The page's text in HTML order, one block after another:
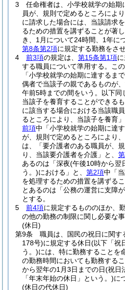
3
任命権者は、小学校就学の始
員が、規則で定めるところによ
に請求した場合には、当該請求
るための措置を講ずることが著
き、1月について24時間、1年に
第8条第2項に規定する勤務をさ
4
前3項の規定は、 第15条第1項
する職員について準用する。
こ
「小学校就学の始期に達するま
偶者で当該子の親であるものが
午前5時までの間をいう。以下同
当該子を養育することができる
に該当する場合における当該職
るところにより、当該子を養育
前項中「小学校就学の始期に達
が、規則で定めるところにより
は、「要介護者のある職員が、
り、当該要介護者を介護」と、
あるのは「深夜(午後10時から翌
う。)における」と、 第2項中「
を処理するための措置を講ずる
とあるのは「公務の運営に支障
とする。
5
前4項に規定するもののほか、
の他の勤務の制限に関し必要な
(休日)
第9条
職員は、国民の祝日に関す
178号)に規定する休日(以下「祝
う。)には、特に勤務することを
の勤務時間においても勤務するこ
から翌年の1月3日までの日(祝日
「年末年始の休日」という。)に
(休日の代休日)